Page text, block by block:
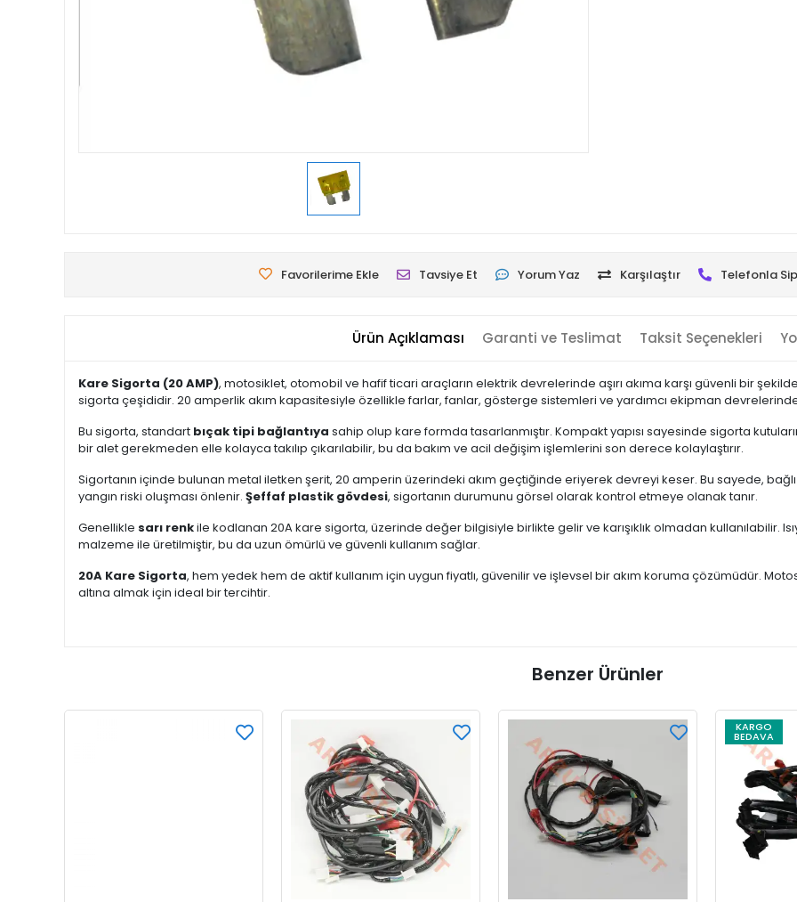
Favorilerime Ekle Tavsiye Et Yorum Yaz Karşılaştır Telefonla
Ürün Açıklaması Garanti ve Teslimat Taksit Seçenekleri
Kare Sigorta (20 AMP), motosiklet, otomobil ve hafif ticari araçların elektrik devrelerinde aşırı akıma karşı güvenli bir
sigorta çeşididir. 20 amperlik akım kapasitesiyle özellikle farlar, fanlar, gösterge sistemleri ve yardımcı ekipman
Bu sigorta, standart bıçak tipi bağlantıya sahip olup kare formda tasarlanmıştır. Kompakt yapısı sayesinde sigorta
bir alet gerekmeden elle kolayca takılıp çıkarılabilir, bu da bakım ve acil değişim işlemlerini son derece kolaylaştırır.
Sigortanın içinde bulunan metal iletken şerit, 20 amperin üzerindeki akım geçtiğinde eriyerek devreyi keser. Bu sayede,
yangın riski oluşması önlenir. Şeffaf plastik gövdesi, sigortanın durumunu görsel olarak kontrol etmeye olanak tanır.
Genellikle sarı renkile kodlanan 20A kare sigorta, üzerinde değer bilgisiyle birlikte gelir ve karışıklık olmadan kullanılabilir.
malzeme ile üretilmiştir, bu da uzun ömürlü ve güvenli kullanım sağlar.
20A Kare Sigorta, hem yedek hem de aktif kullanım için uygun fiyatlı, güvenilir ve işlevsel bir akım koruma çözümüdür.
altına almak için ideal bir tercihtir.
Benzer Ürünler
KARGO
BEDAVA